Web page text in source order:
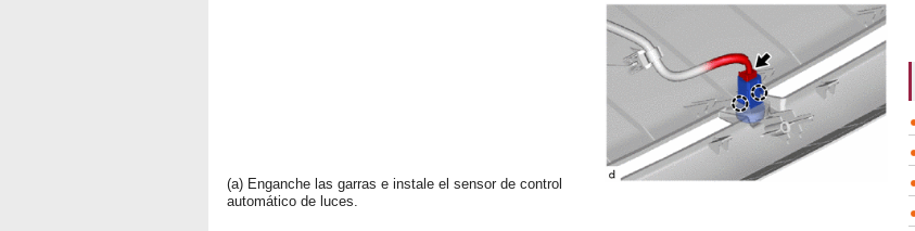
(a) Enganche las garras e instale el sensor de control
automático de luces.